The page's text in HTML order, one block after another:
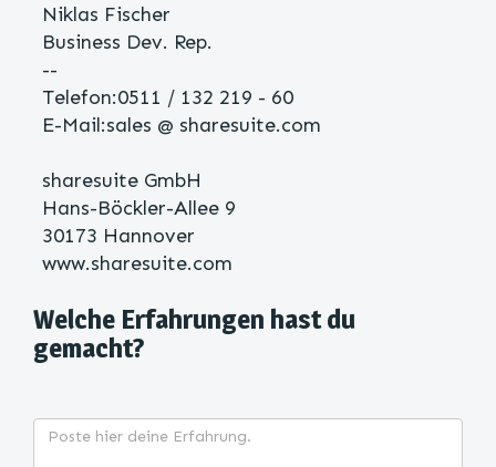
Niklas Fischer
Business Dev. Rep.
--
Telefon:0511 / 132 219 - 60
E-Mail:sales @ sharesuite.com
sharesuite GmbH
Hans-Böckler-Allee 9
30173 Hannover
www.sharesuite.com
Welche Erfahrungen hast du
gemacht?